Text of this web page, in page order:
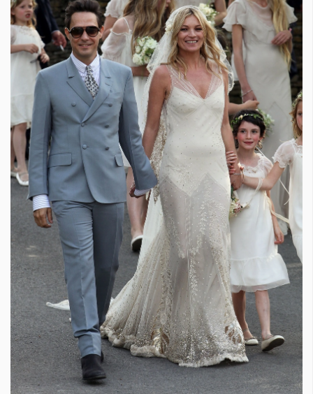
Wine&Dine
Подкасти
Мода
Dialogue
Изкуство
Красота
Цветно
Гурме
Пътувай
Wellness
Условия за
ползване
За нас
Реклама
Политика за
поверителност
ModerenDom
СЛЕДВАЙТЕ НИ
Facebook Instagram Twitter
Pinterest
YouTube
Spotify Soundcloud
Ако нашият сайт ви харесва, можете да се абонирате за
седмичния ни нюзлетър тук:
© 2026, HighViewArt | Всички права запазени